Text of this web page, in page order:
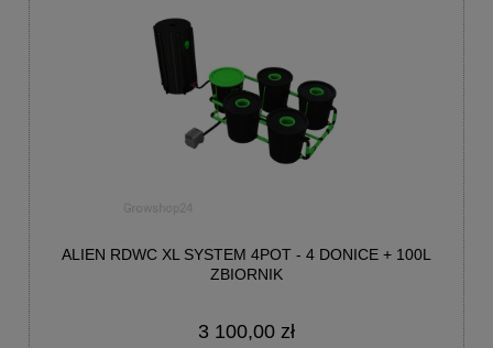
ALIEN RDWC XL SYSTEM 4POT - 4 DONICE + 100L
ZBIORNIK
3 100,00 zł